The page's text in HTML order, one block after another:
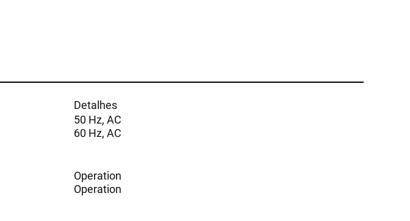
Detalhes
50 Hz, AC
60 Hz, AC
Operation
Operation